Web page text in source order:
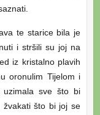
te starice bila je
i stršili su joj na
iz kristalno plavih
oronulim Tijelom i
uzimala sve što bi
žvakati što bi joj se